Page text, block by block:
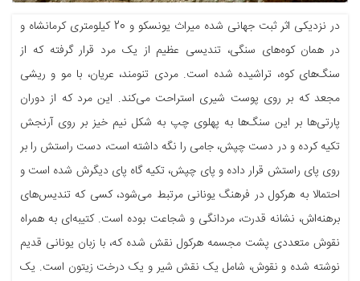
در نزدیکی اثر ثبت جهانی شده میراث یونسکو و 20 کیلومتری کرمانشاه و
در همان کوه‌های سنگی، تندیسی عظیم از یک مرد قرار گرفته که از
سنگ‌های کوه، تراشیده شده است. مردی تنومند، عریان، با مو و ریشی
مجعد که بر روی پوست شیری استراحت می‌کند. این مرد که از دوران
پارتی‌ها بر این سنگ‌ها به پهلوی چپ به شکل نیم خیز بر روی آرنجش
تکیه کرده و در دست چپش، جامی را نگه داشته است، دست راستش را بر
روی پای راستش قرار داده و پای چپش، تکیه گاه پای دیگرش شده است و
احتمالا به هرکول در فرهنگ یونانی مرتبط می‌شود، کسی که تندیس‌های
برهنه‌اش، نشانه قدرت، مردانگی و شجاعت بوده است. کتیبه‌ای به همراه
نقوش متعددی پشت مجسمه هرکول نقش شده که، با زبان یونانی قدیم
نوشته شده و نقوش، شامل یک نقش شیر و یک درخت زیتون است. یک